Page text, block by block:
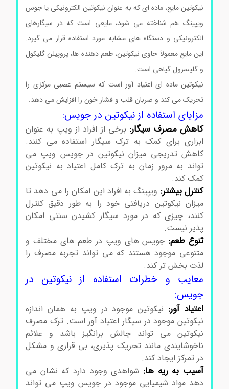
نیکوتین مایع، ماده ای که به عنوان نیکوتین الکترونیکی یا جوس
ویپینگ هم شناخته می شود، مایعی است که در سیگارهای
الکترونیکی و دستگاه های مشابه مورد استفاده قرار می گیرد.
این مایع معمولاً حاوی نیکوتین، طعم دهنده ها، پروپیلن گلیکول
و گلیسرول گیاهی است.
نیکوتین ماده ای اعتیاد آور است که سیستم عصبی مرکزی را
تحریک می کند و ضربان قلب و فشار خون را افزایش می دهد.
مزایای استفاده از نیکوتین در جویس:
کاهش مصرف سیگار:برخی از افراد از ویپ به عنوان
ابزاری برای کمک به ترک سیگار استفاده می کنند.
کاهش تدریجی میزان نیکوتین در جویس ویپ می
تواند به مرور زمان به ترک کامل اعتیاد به نیکوتین
کمک کند.
کنترل بیشتر:ویپینگ به افراد این امکان را می دهد تا
میزان نیکوتین دریافتی خود را به طور دقیق کنترل
کنند، چیزی که در مورد سیگار کشیدن سنتی امکان
پذیر نیست.
تنوع طعم:جویس های ویپ در طعم های مختلف و
متنوعی موجود هستند که می تواند تجربه مصرف را
لذت بخش تر کند.
معایب و خطرات استفاده از نیکوتین در
جویس:
اعتیاد آور:نیکوتین موجود در ویپ به همان اندازه
نیکوتین موجود در سیگار اعتیاد آور است. ترک مصرف
نیکوتین می تواند چالش برانگیز باشد و علائم
ناخوشایندی مانند تحریک پذیری، بی قراری و مشکل
در تمرکز ایجاد کند.
آسیب به ریه ها:شواهدی وجود دارد که نشان می
دهد مواد شیمیایی موجود در جویس ویپ می تواند